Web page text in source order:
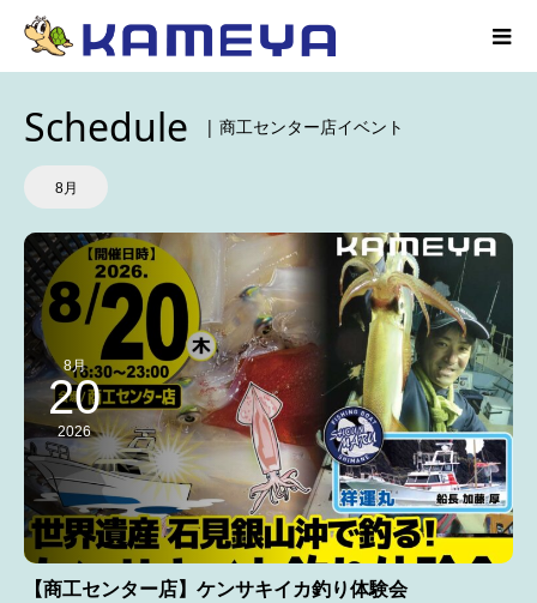
Schedule | 商工センター店イベント
8月
8月
20
2026
【商工センター店】ケンサキイカ釣り体験会